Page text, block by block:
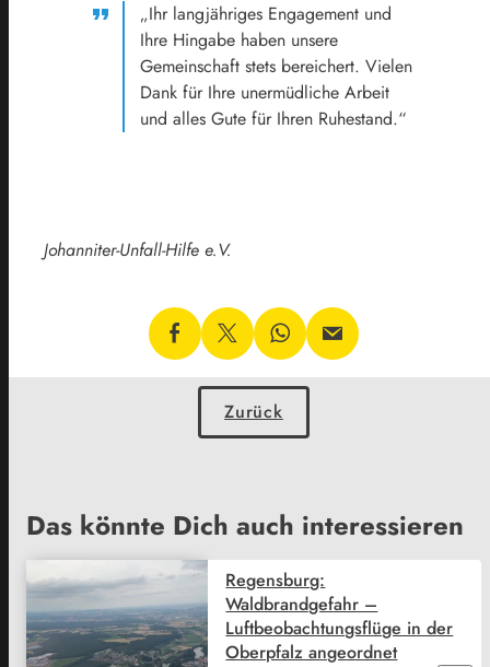
„Ihr langjähriges Engagement und
Ihre Hingabe haben unsere
Gemeinschaft stets bereichert. Vielen
Dank für Ihre unermüdliche Arbeit
und alles Gute für Ihren Ruhestand.“
Johanniter-Unfall-Hilfe e.V.
Zurück
Das könnte Dich auch interessieren
Regensburg:
Waldbrandgefahr –
Luftbeobachtungsflüge in der
Oberpfalz angeordnet